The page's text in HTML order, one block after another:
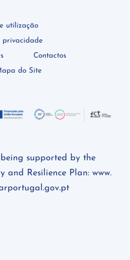
utilização
privacidade
Contactos
do Site
supported by the
and Resilience Plan: www.